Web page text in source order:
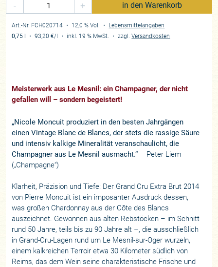
-
+ in den Warenkorb
Art.-Nr. FCH020714 ・ 12,0 % Vol. ・ Lebensmittelangaben
0,75 l
・93,20 €/l ・ inkl. 19 % MwSt. ・zzgl.Versandkosten
Meisterwerk aus Le Mesnil: ein Champagner, der nicht
gefallen will – sondern begeistert!
„Nicole Moncuit produziert in den besten Jahrgängen
einen Vintage Blanc de Blancs, der stets die rassige Säure
und intensiv kalkige Mineralität veranschaulicht, die
Champagner aus Le Mesnil ausmacht.“ – Peter Liem
(„Champagne“)
Klarheit, Präzision und Tiefe: Der Grand Cru Extra Brut 2014
von Pierre Moncuit ist ein imposanter Ausdruck dessen,
was großen Chardonnay aus der Côte des Blancs
auszeichnet. Gewonnen aus alten Rebstöcken – im Schnitt
rund 50 Jahre, teils bis zu 90 Jahre alt –, die ausschließlich
in Grand-Cru-Lagen rund um Le Mesnil-sur-Oger wurzeln,
einem kalkreichen Terroir etwa 30 Kilometer südlich von
Reims, das dem Wein seine charakteristische Frische und